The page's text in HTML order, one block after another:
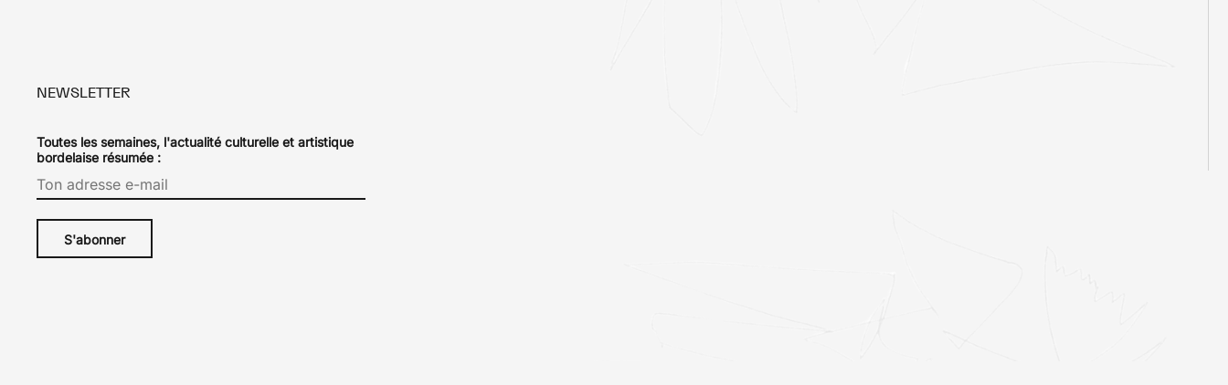
NEWSLETTER
Toutes les semaines, l'actualité culturelle et artistique
bordelaise résumée :